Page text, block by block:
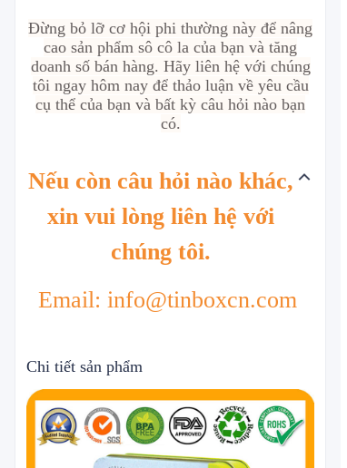
Đừng bỏ lỡ cơ hội phi thường này để nâng
cao sản phẩm sô cô la của bạn và tăng
doanh số bán hàng. Hãy liên hệ với chúng
tôi ngay hôm nay để thảo luận về yêu cầu
cụ thể của bạn và bất kỳ câu hỏi nào bạn
có.
Nếu còn câu hỏi nào khác,
xin vui lòng liên hệ với
chúng tôi.
Email: info@tinboxcn.com
Chi tiết sản phẩm